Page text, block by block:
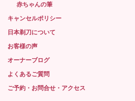
赤ちゃんの筆
キャンセルポリシー
日本剃刀について
お客様の声
オーナーブログ
よくあるご質問
ご予約・お問合せ・アクセス